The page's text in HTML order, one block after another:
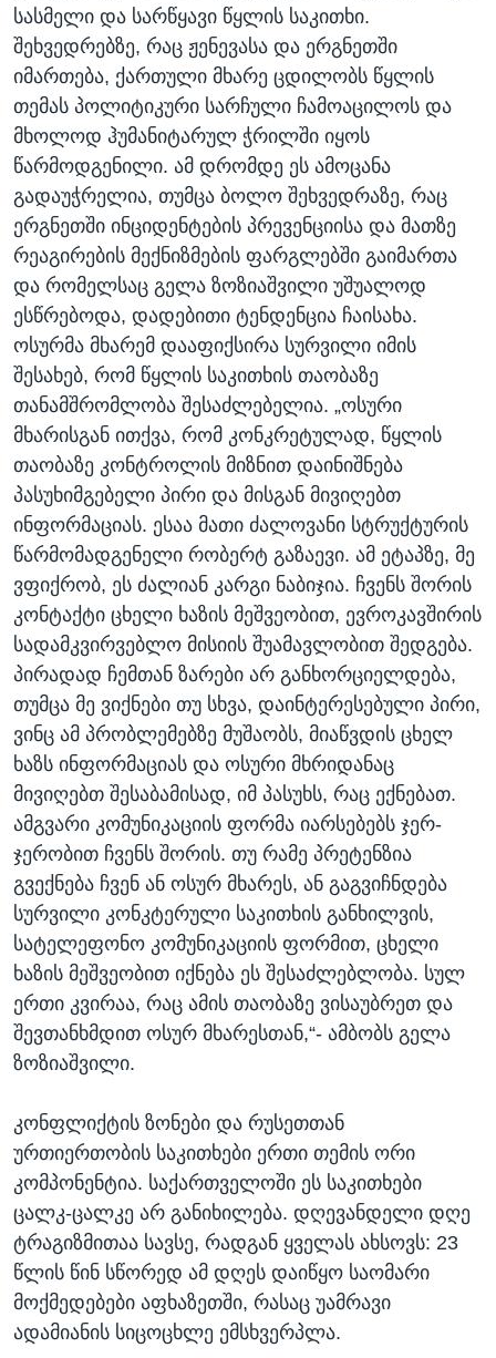
სასმელი და სარწყავი წყლის საკითხი.
შეხვედრებზე, რაც ჟენევასა და ერგნეთში
იმართება, ქართული მხარე ცდილობს წყლის
თემას პოლიტიკური სარჩული ჩამოაცილოს და
მხოლოდ ჰუმანიტარულ ჭრილში იყოს
წარმოდგენილი. ამ დრომდე ეს ამოცანა
გადაუჭრელია, თუმცა ბოლო შეხვედრაზე, რაც
ერგნეთში ინციდენტების პრევენციისა და მათზე
რეაგირების მექნიზმების ფარგლებში გაიმართა
და რომელსაც გელა ზოზიაშვილი უშუალოდ
ესწრებოდა, დადებითი ტენდენცია ჩაისახა.
ოსურმა მხარემ დააფიქსირა სურვილი იმის
შესახებ, რომ წყლის საკითხის თაობაზე
თანამშრომლობა შესაძლებელია. „ოსური
მხარისგან ითქვა, რომ კონკრეტულად, წყლის
თაობაზე კონტროლის მიზნით დაინიშნება
პასუხიმგებელი პირი და მისგან მივიღებთ
ინფორმაციას. ესაა მათი ძალოვანი სტრუქტურის
წარმომადგენელი რობერტ გაზაევი. ამ ეტაპზე, მე
ვფიქრობ, ეს ძალიან კარგი ნაბიჯია. ჩვენს შორის
კონტაქტი ცხელი ხაზის მეშვეობით, ევროკავშირის
სადამკვირვებლო მისიის შუამავლობით შედგება.
პირადად ჩემთან ზარები არ განხორციელდება,
თუმცა მე ვიქნები თუ სხვა, დაინტერესებული პირი,
ვინც ამ პრობლემებზე მუშაობს, მიაწვდის ცხელ
ხაზს ინფორმაციას და ოსური მხრიდანაც
მივიღებთ შესაბამისად, იმ პასუხს, რაც ექნებათ.
ამგვარი კომუნიკაციის ფორმა იარსებებს ჯერ-
ჯერობით ჩვენს შორის. თუ რამე პრეტენზია
გვექნება ჩვენ ან ოსურ მხარეს, ან გაგვიჩნდება
სურვილი კონკტერული საკითხის განხილვის,
სატელეფონო კომუნიკაციის ფორმით, ცხელი
ხაზის მეშვეობით იქნება ეს შესაძლებლობა. სულ
ერთი კვირაა, რაც ამის თაობაზე ვისაუბრეთ და
შევთანხმდით ოსურ მხარესთან,“- ამბობს გელა
ზოზიაშვილი.
კონფლიქტის ზონები და რუსეთთან
ურთიერთობის საკითხები ერთი თემის ორი
კომპონენტია. საქართველოში ეს საკითხები
ცალკ-ცალკე არ განიხილება. დღევანდელი დღე
ტრაგიზმითაა სავსე, რადგან ყველას ახსოვს: 23
წლის წინ სწორედ ამ დღეს დაიწყო საომარი
მოქმედებები აფხაზეთში, რასაც უამრავი
ადამიანის სიცოცხლე ემსხვერპლა.